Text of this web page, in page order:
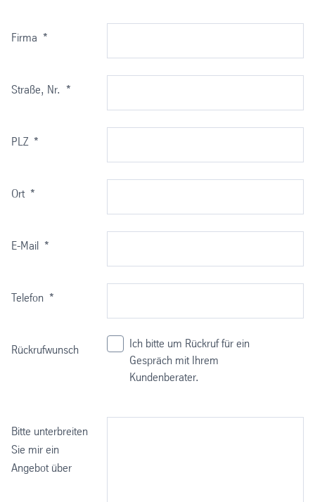
Firma *
Straße, Nr. *
PLZ *
Ort *
E-Mail *
Telefon *
Rückrufwunsch
Ich bitte um Rückruf für ein
Gespräch mit Ihrem
Kundenberater.
Bitte unterbreiten
Sie mir ein
Angebot über